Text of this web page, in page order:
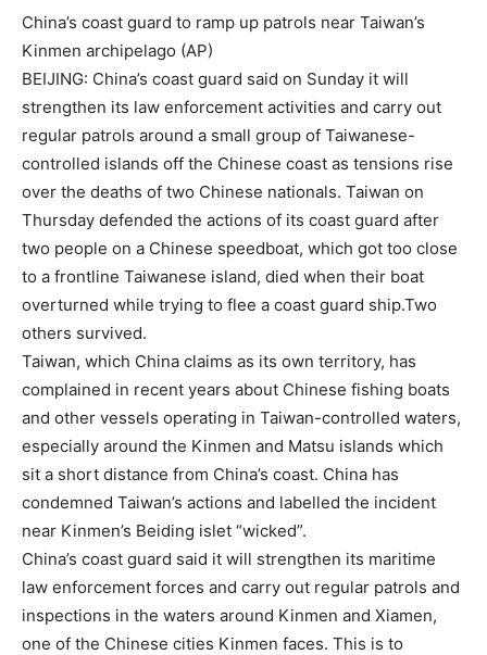
China’s coast guard to ramp up patrols near Taiwan’s
Kinmen archipelago (AP)
BEIJING: China’s coast guard said on Sunday it will
strengthen its law enforcement activities and carry out
regular patrols around a small group of Taiwanese-
controlled islands off the Chinese coast as tensions rise
over the deaths of two Chinese nationals. Taiwan on
Thursday defended the actions of its coast guard after
two people on a Chinese speedboat, which got too close
to a frontline Taiwanese island, died when their boat
overturned while trying to flee a coast guard ship.Two
others survived.
Taiwan, which China claims as its own territory, has
complained in recent years about Chinese fishing boats
and other vessels operating in Taiwan-controlled waters,
especially around the Kinmen and Matsu islands which
sit a short distance from China’s coast. China has
condemned Taiwan’s actions and labelled the incident
near Kinmen’s Beiding islet “wicked”.
China’s coast guard said it will strengthen its maritime
law enforcement forces and carry out regular patrols and
inspections in the waters around Kinmen and Xiamen,
one of the Chinese cities Kinmen faces. This is to